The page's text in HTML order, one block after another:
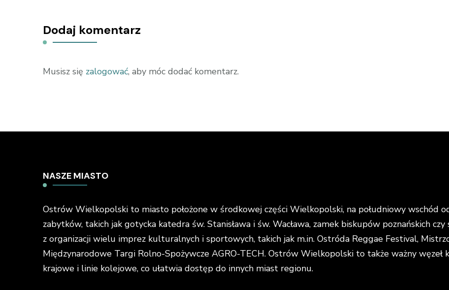
Dodaj komentarz
Musisz się zalogować, aby móc dodać komentarz.
NASZE MIASTO
Ostrów Wielkopolski to miasto położone w środkowej części Wielkopolski, na południowy wschód
zabytków, takich jak gotycka katedra św. Stanisława i św. Wacława, zamek biskupów poznańskich
z organizacji wielu imprez kulturalnych i sportowych, takich jak m.in. Ostróda Reggae Festival,
Międzynarodowe Targi Rolno-Spożywcze AGRO-TECH. Ostrów Wielkopolski to także ważny węzeł
krajowe i linie kolejowe, co ułatwia dostęp do innych miast regionu.